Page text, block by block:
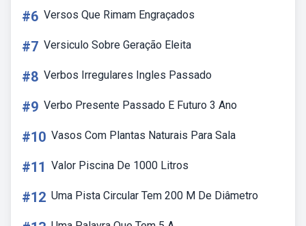
#6 Versos Que Rimam Engraçados
#7 Versiculo Sobre Geração Eleita
#8 Verbos Irregulares Ingles Passado
#9 Verbo Presente Passado E Futuro 3 Ano
#10 Vasos Com Plantas Naturais Para Sala
#11 Valor Piscina De 1000 Litros
#12 Uma Pista Circular Tem 200 M De Diâmetro